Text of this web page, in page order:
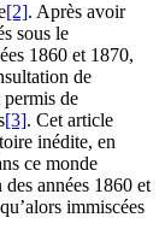
[2]. Après avoir
sous le
1860 et 1870,
de
permis de
[3]. Cet article
inédite, en
ce monde
années 1860 et
immiscées